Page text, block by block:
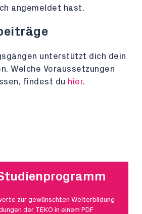
angemeldet hast.
unterstützt dich dein
Welche Voraussetzungen
findest du hier.
zur gewünschten Weiterbildung
der TEKO in einem PDF